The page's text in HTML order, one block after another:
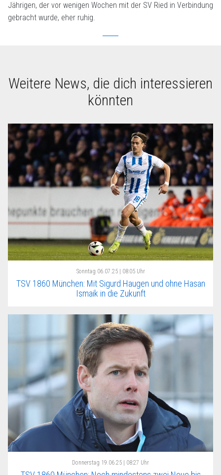
Jährigen, der vor wenigen Wochen mit der SV Ried in Verbindung
gebracht wurde, eher ruhig.
Weitere News, die dich interessieren
könnten
Sonntag 06.07.25 | 08:05 Uhr
TSV 1860 München: Mit Sigurd Haugen und ohne Hasan
Ismaik in die Zukunft
Donnerstag 19.06.25 | 08:27 Uhr